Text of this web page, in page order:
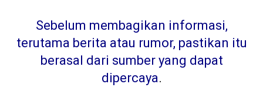
Sebelum membagikan informasi,
terutama berita atau rumor, pastikan itu
berasal dari sumber yang dapat
dipercaya.